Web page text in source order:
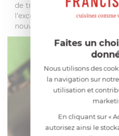
de tradition, de qualité et de
l'excellence avec la
nouvelles dimensions
Faites un
Nous utilisons des
la navigation sur
utilisation et
En cliquant sur «
autorisez ainsi le